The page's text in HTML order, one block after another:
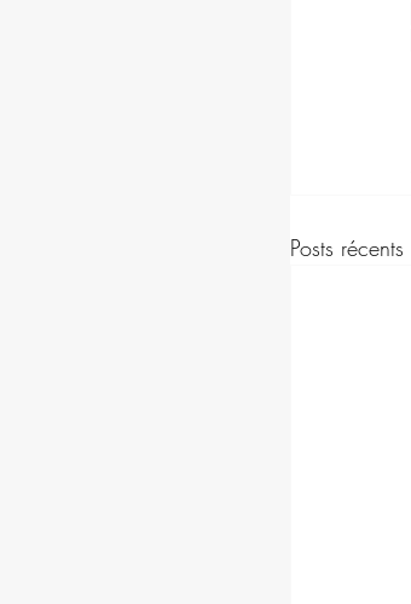
Posts récents